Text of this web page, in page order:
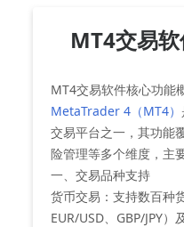
MT4交易
MT4交易软件核心功能
MetaTrader 4（MT4）
交易平台之一，其功能
险管理等多个维度，主
一、交易品种支持
货币交易‌：支持数百种
EUR/USD、GBP/JPY）